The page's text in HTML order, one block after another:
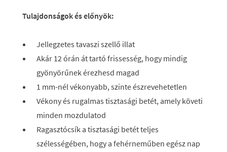
Tulajdonságok és előnyök:
Jellegzetes tavaszi szellő illat
Akár 12 órán át tartó frissesség, hogy mindig
gyönyörűnek érezhesd magad
1 mm-nél vékonyabb, szinte észrevehetetlen
Vékony és rugalmas tisztasági betét, amely követi
minden mozdulatod
Ragasztócsík a tisztasági betét teljes
szélességében, hogy a fehérneműben egész nap